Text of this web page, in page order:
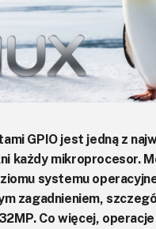
GPIO jest jedną z
każdy mikroprocesor.
systemu
zagadnieniem,
Co więcej,